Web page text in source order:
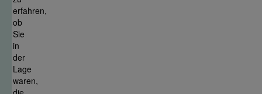
erfahren,
ob
Sie
in
der
Lage
waren,